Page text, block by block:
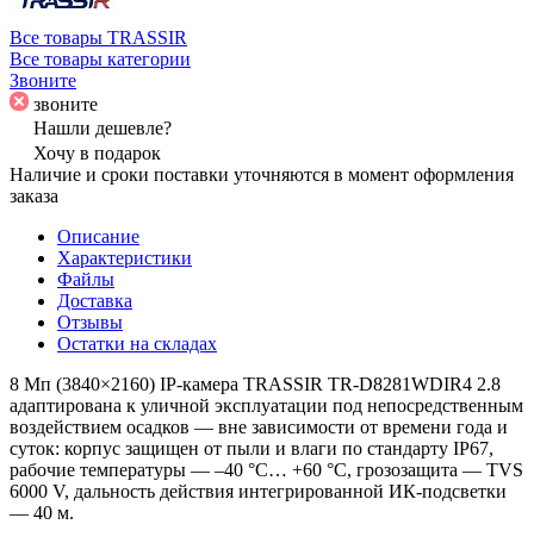
Все товары TRASSIR
Все товары категории
Звоните
звоните
Нашли дешевле?
Хочу в подарок
Наличие и сроки поставки уточняются в момент оформления
заказа
Описание
Характеристики
Файлы
Доставка
Отзывы
Остатки на складах
8 Мп (3840×2160) IP-камера TRASSIR TR-D8281WDIR4 2.8
адаптирована к уличной эксплуатации под непосредственным
воздействием осадков — вне зависимости от времени года и
суток: корпус защищен от пыли и влаги по стандарту IP67,
рабочие температуры — –40 °C… +60 °C, грозозащита — TVS
6000 V, дальность действия интегрированной ИК-подсветки
— 40 м.